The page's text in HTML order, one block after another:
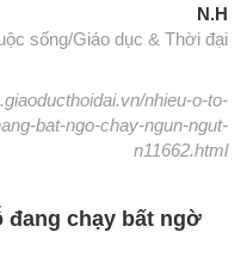
N.H
sống/Giáo dục & Thời đại
nhieu-o-to-
bat-ngo-chay-ngun-ngut-
n11662.html
đang chạy bất ngờ